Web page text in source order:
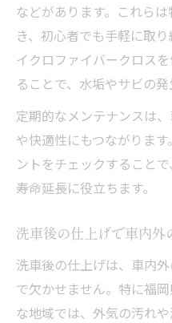
などがあります。これら
き、初心者でも手軽に取
イクロファイバークロス
ることで、水垢やサビの発
定期的なメンテナンスは
や快適性にもつながりま
ントをチェックすること
寿命延長に役立ちます。
洗車後の仕上げで車内外
洗車後の仕上げは、車内
で欠かせません。特に福
な地域では、外気の汚れ